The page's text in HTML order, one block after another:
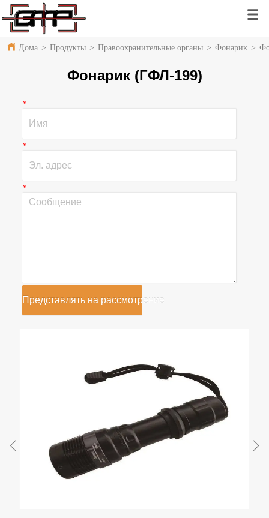
Дома > Продукты > Правоохранительные органы > Фонарик >
Фонарик (ГФЛ-199)
*
*
*
Представлять на рассмотрение